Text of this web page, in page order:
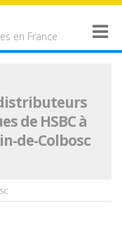
en France
de HSBC à
de-Colbosc